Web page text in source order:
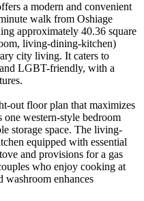
a modern and convenient
walk from Oshiage
approximately 40.36 square
living-dining-kitchen)
city living. It caters to
LGBT-friendly, with a
out floor plan that maximizes
one western-style bedroom
storage space. The living-
equipped with essential
and provisions for a gas
who enjoy cooking at
washroom enhances